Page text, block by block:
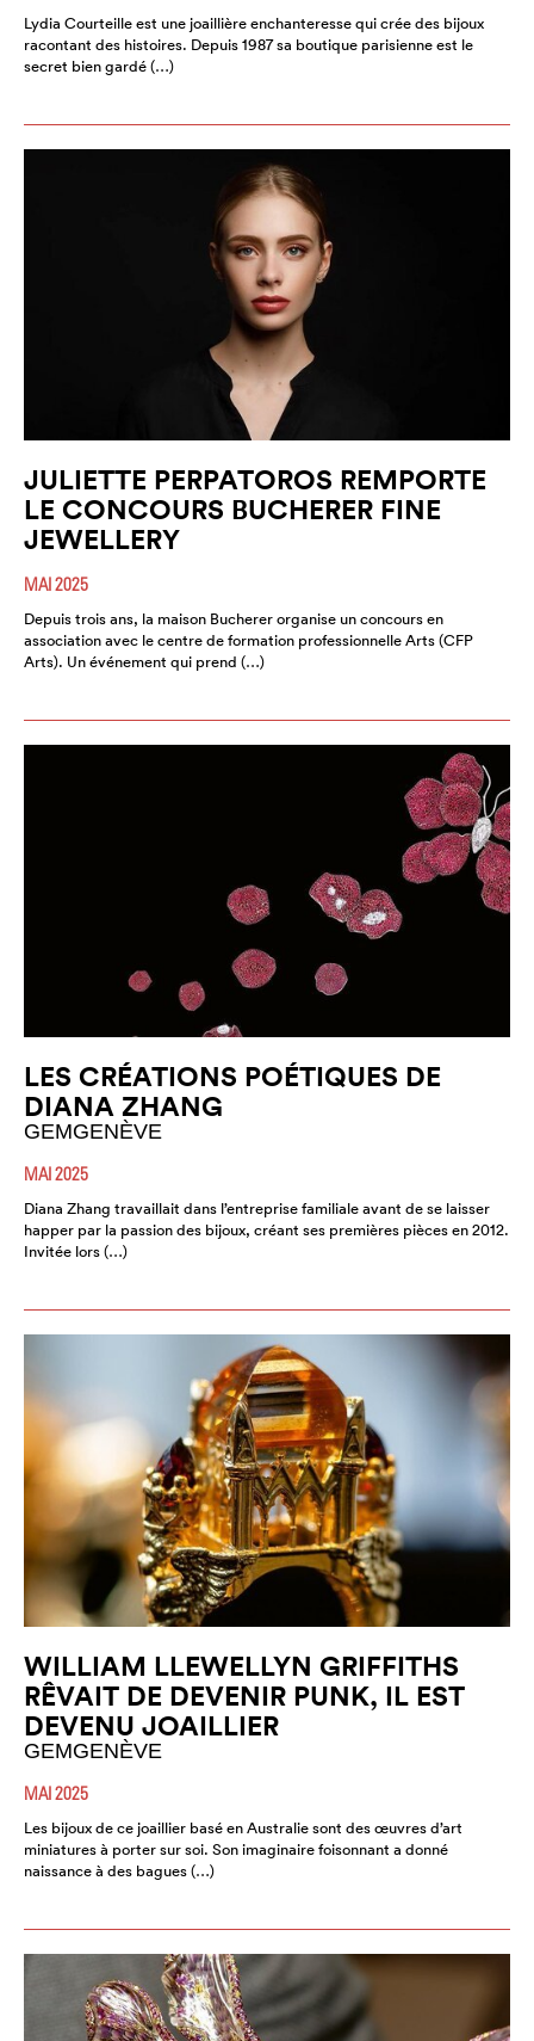
Lydia Courteille est une joaillière enchanteresse qui crée des bijoux
racontant des histoires. Depuis 1987 sa boutique parisienne est le
secret bien gardé (…)
JULIETTE PERPATOROS REMPORTE
LE CONCOURS BUCHERER FINE
JEWELLERY
MAI 2025
Depuis trois ans, la maison Bucherer organise un concours en
association avec le centre de formation professionnelle Arts (CFP
Arts). Un événement qui prend (…)
LES CRÉATIONS POÉTIQUES DE
DIANA ZHANG
GEMGENÈVE
MAI 2025
Diana Zhang travaillait dans l’entreprise familiale avant de se laisser
happer par la passion des bijoux, créant ses premières pièces en 2012.
Invitée lors (…)
WILLIAM LLEWELLYN GRIFFITHS
RÊVAIT DE DEVENIR PUNK, IL EST
DEVENU JOAILLIER
GEMGENÈVE
MAI 2025
Les bijoux de ce joaillier basé en Australie sont des œuvres d’art
miniatures à porter sur soi. Son imaginaire foisonnant a donné
naissance à des bagues (…)